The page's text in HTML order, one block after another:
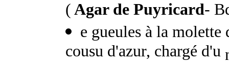
( Agar de Puyricard-
e gueules à la molette
cousu d'azur, chargé d'u